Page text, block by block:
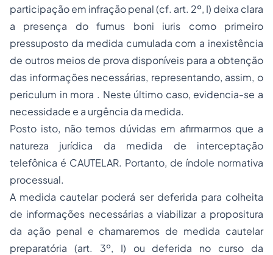
participação em infração penal (cf. art. 2º, I) deixa clara
a presença do fumus boni iuris como primeiro
pressuposto da medida cumulada com a inexistência
de outros meios de prova disponíveis para a obtenção
das informações necessárias, representando, assim, o
periculum in mora . Neste último caso, evidencia-se a
necessidade e a urgência da medida.
Posto isto, não temos dúvidas em afirmarmos que a
natureza jurídica da medida de interceptação
telefônica é CAUTELAR. Portanto, de índole normativa
processual.
A medida cautelar poderá ser deferida para colheita
de informações necessárias a viabilizar a propositura
da ação penal e chamaremos de medida cautelar
preparatória (art. 3º, I) ou deferida no curso da